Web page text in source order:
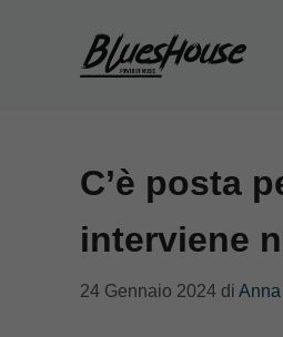
C’è posta
interviene
24 Gennaio 2024 di